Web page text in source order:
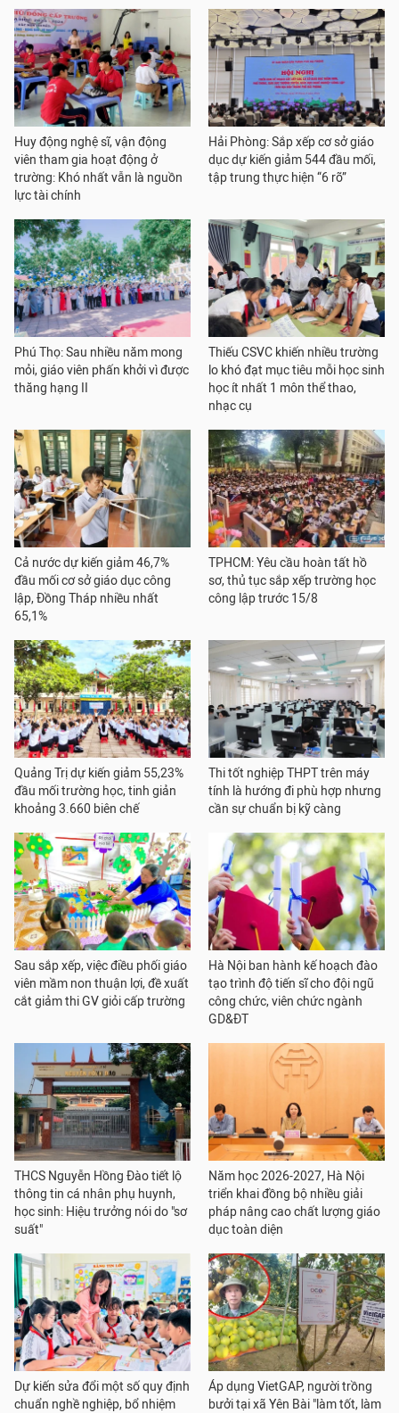
Huy động nghệ sĩ, vận động
viên tham gia hoạt động ở
trường: Khó nhất vẫn là nguồn
lực tài chính
Hải Phòng: Sắp xếp cơ sở giáo
dục dự kiến giảm 544 đầu mối,
tập trung thực hiện “6 rõ”
Phú Thọ: Sau nhiều năm mong
mỏi, giáo viên phấn khởi vì được
thăng hạng II
Thiếu CSVC khiến nhiều trường
lo khó đạt mục tiêu mỗi học sinh
học ít nhất 1 môn thể thao,
nhạc cụ
Cả nước dự kiến giảm 46,7%
đầu mối cơ sở giáo dục công
lập, Đồng Tháp nhiều nhất
65,1%
TPHCM: Yêu cầu hoàn tất hồ
sơ, thủ tục sắp xếp trường học
công lập trước 15/8
Quảng Trị dự kiến giảm 55,23%
đầu mối trường học, tinh giản
khoảng 3.660 biên chế
Thi tốt nghiệp THPT trên máy
tính là hướng đi phù hợp nhưng
cần sự chuẩn bị kỹ càng
Sau sắp xếp, việc điều phối giáo
viên mầm non thuận lợi, đề xuất
cắt giảm thi GV giỏi cấp trường
Hà Nội ban hành kế hoạch đào
tạo trình độ tiến sĩ cho đội ngũ
công chức, viên chức ngành
GD&ĐT
THCS Nguyễn Hồng Đào tiết lộ
thông tin cá nhân phụ huynh,
học sinh: Hiệu trưởng nói do "sơ
suất"
Năm học 2026-2027, Hà Nội
triển khai đồng bộ nhiều giải
pháp nâng cao chất lượng giáo
dục toàn diện
Dự kiến sửa đổi một số quy định
chuẩn nghề nghiệp, bổ nhiệm
Áp dụng VietGAP, người trồng
bưởi tại xã Yên Bài "làm tốt, làm